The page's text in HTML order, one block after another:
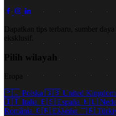
Dapatkan tips terbaru, sumber
eksklusif.
Pilih wilayah
Eropa
🇵🇱 Polska 🇬🇧 United Kingdom
🇮🇹 Italia 🇪🇸 España 🇳🇱
România 🇬🇷 Ελλάδα 🇹🇷